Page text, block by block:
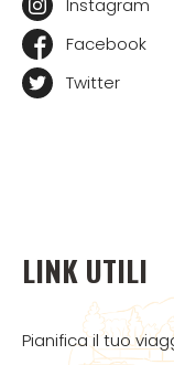
Instagram
Facebook
Twitter
LINK UTILI
Pianifica il tuo